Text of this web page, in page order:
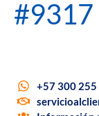
#9317
+57 300 255